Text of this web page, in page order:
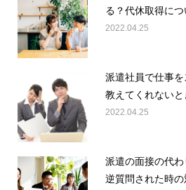
る？代休取得に
2022.04.25
派遣社員で仕事
教えてくれない
2022.04.25
派遣の面接の代
逆質問された時